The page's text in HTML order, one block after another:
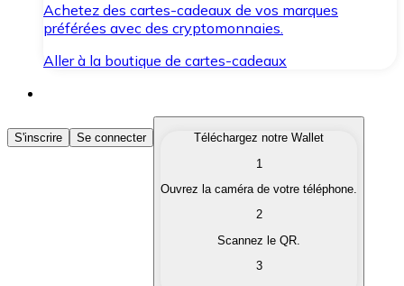
Achetez des cartes-cadeaux de vos marques
préférées avec des cryptomonnaies.
Aller à la boutique de cartes-cadeaux
Acheter des Cryptomonnaies
Achetez les cryptomonnaies qui vous intéressent
Convertissez vos cryptomonnaies en monnaie
S'inscrire Se connecter
Téléchargez notre Wallet
1
Ouvrez la caméra de votre téléphone.
2
Scannez le QR.
3